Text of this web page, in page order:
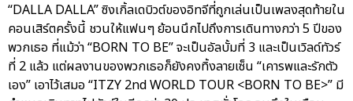
“DALLA DALLA” ซิงเกิ้ลเดบิวต์ของอิทจีที่ถูกเล่นเป็นเพลงสุดท้ายใน
คอนเสิร์ตครั้งนี้ ชวนให้แฟนๆ ย้อนนึกไปถึงการเดินทางกว่า 5 ปีของ
พวกเธอ ที่แม้ว่า “BORN TO BE” จะเป็นอัลบั้มที่ 3 และเป็นเวิลด์ทัวร์
ที่ 2 แล้ว แต่ผลงานของพวกเธอก็ยังคงทิ้งลายเซ็น “เคารพและรักตัว
เอง” เอาไว้เสมอ “ITZY 2nd WORLD TOUR <BORN TO BE>” มี